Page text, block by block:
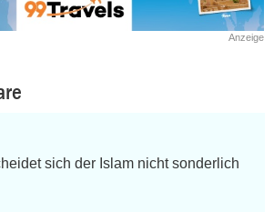
Anzeige
sich der Islam nicht sonderlich